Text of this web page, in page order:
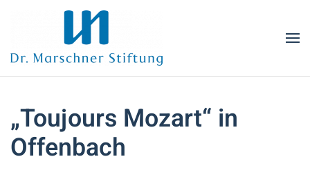
Zum Hauptinhalt springen
„Toujours Mozart“ in
Offenbach